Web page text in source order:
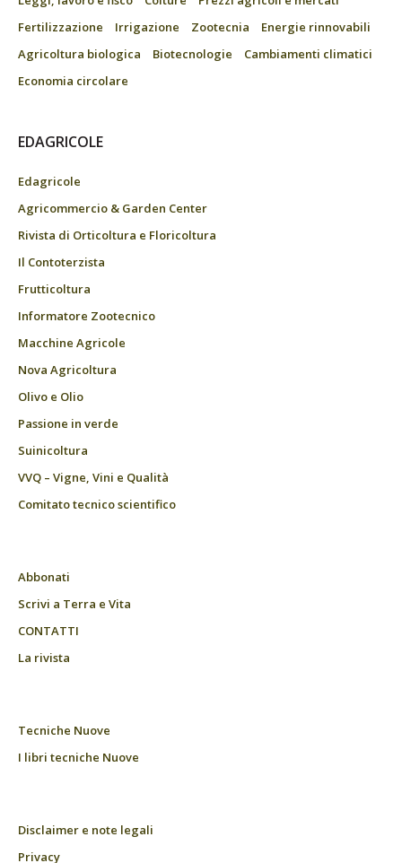
Fertilizzazione
Irrigazione Zootecnia
Energie rinnovabili
Agricoltura biologica
Biotecnologie
Cambiamenti climatici
Economia circolare
EDAGRICOLE
Edagricole
Agricommercio & Garden Center
Rivista di Orticoltura e Floricoltura
Il Contoterzista
Frutticoltura
Informatore Zootecnico
Macchine Agricole
Nova Agricoltura
Olivo e Olio
Passione in verde
Suinicoltura
VVQ – Vigne, Vini e Qualità
Comitato tecnico scientifico
Abbonati
Scrivi a Terra e Vita
CONTATTI
La rivista
Tecniche Nuove
I libri tecniche Nuove
Disclaimer e note legali
Privacy